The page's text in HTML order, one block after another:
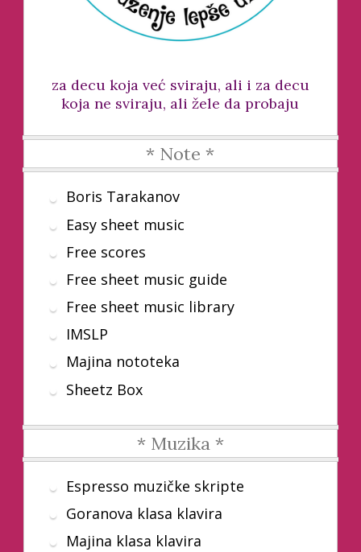
za decu koja već sviraju, ali i za decu
koja ne sviraju, ali žele da probaju
* Note *
Boris Tarakanov
Easy sheet music
Free scores
Free sheet music guide
Free sheet music library
IMSLP
Majina nototeka
Sheetz Box
* Muzika *
Espresso muzičke skripte
Goranova klasa klavira
Majina klasa klavira